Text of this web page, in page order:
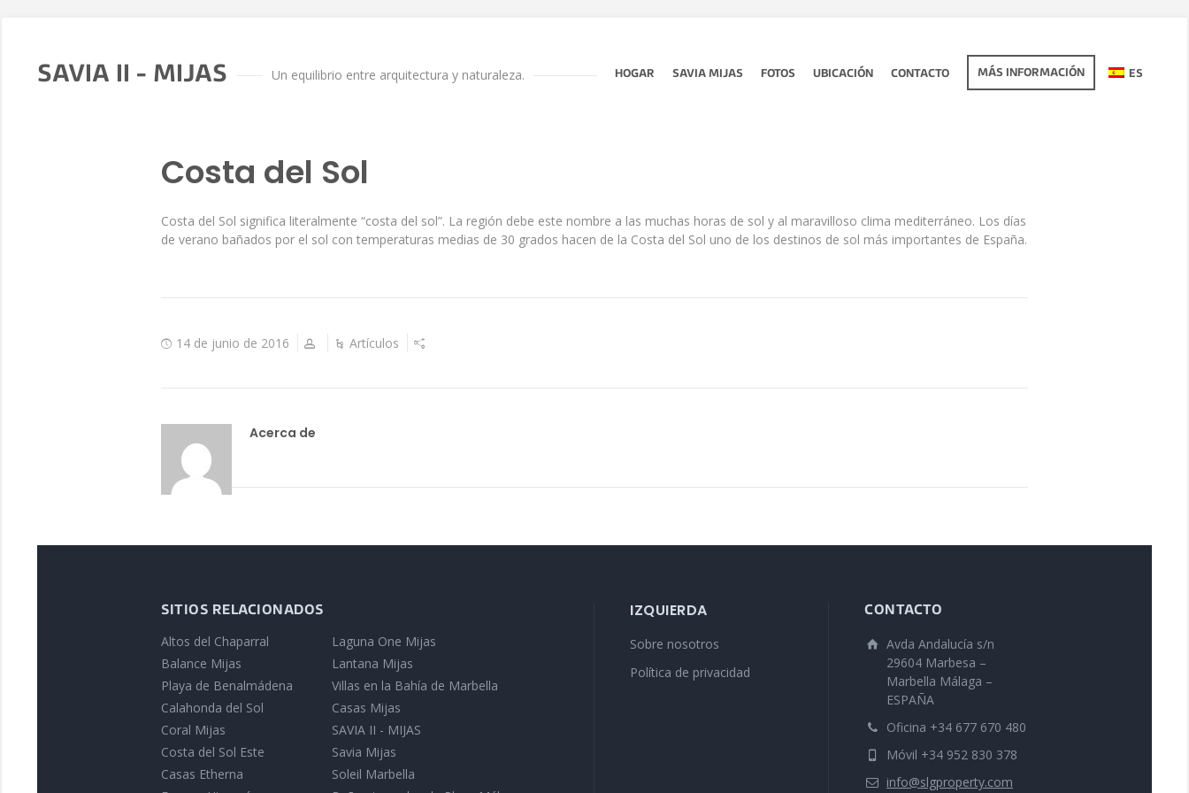
SAVIA II - MIJAS Un equilibrio entre arquitectura y naturaleza. HOGAR SAVIA MIJAS FOTOS UBICACIÓN CONTACTO MÁS INFORMACIÓN ES
Costa del Sol
Costa del Sol significa literalmente “costa del sol”. La región debe este nombre a las muchas horas de sol y al maravilloso clima mediterráneo. Los días
de verano bañados por el sol con temperaturas medias de 30 grados hacen de la Costa del Sol uno de los destinos de sol más importantes de España.
14 de junio de 2016 Artículos
Acerca de
SITIOS RELACIONADOS
Altos del Chaparral
Balance Mijas
Playa de Benalmádena
Calahonda del Sol
Coral Mijas
Costa del Sol Este
Casas Etherna
Laguna One Mijas
Lantana Mijas
Villas en la Bahía de Marbella
Casas Mijas
SAVIA II - MIJAS
Savia Mijas
Soleil Marbella
IZQUIERDA
Sobre nosotros
Política de privacidad
CONTACTO
Avda Andalucía s/n
29604 Marbesa –
Marbella Málaga –
ESPAÑA
Oficina +34 677 670 480
Móvil +34 952 830 378
info@slgproperty.com